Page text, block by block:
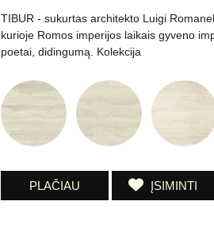
TIBUR - sukurtas architekto Luigi
kurioje Romos imperijos laikais gyveno
poetai, didingumą. Kolekcija
PLAČIAU ĮSIMINTI